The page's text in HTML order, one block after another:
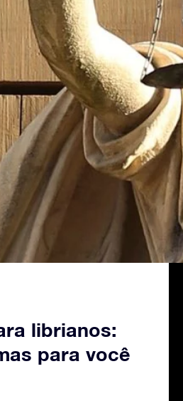
librianos:
para você